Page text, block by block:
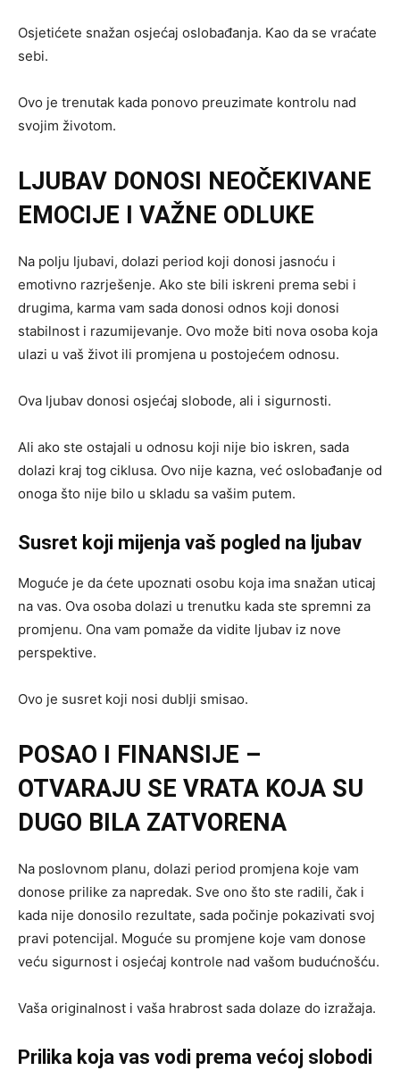
Osjetićete snažan osjećaj oslobađanja. Kao da se vraćate
sebi.
Ovo je trenutak kada ponovo preuzimate kontrolu nad
svojim životom.
LJUBAV DONOSI NEOČEKIVANE
EMOCIJE I VAŽNE ODLUKE
Na polju ljubavi, dolazi period koji donosi jasnoću i
emotivno razrješenje. Ako ste bili iskreni prema sebi i
drugima, karma vam sada donosi odnos koji donosi
stabilnost i razumijevanje. Ovo može biti nova osoba koja
ulazi u vaš život ili promjena u postojećem odnosu.
Ova ljubav donosi osjećaj slobode, ali i sigurnosti.
Ali ako ste ostajali u odnosu koji nije bio iskren, sada
dolazi kraj tog ciklusa. Ovo nije kazna, već oslobađanje od
onoga što nije bilo u skladu sa vašim putem.
Susret koji mijenja vaš pogled na ljubav
Moguće je da ćete upoznati osobu koja ima snažan uticaj
na vas. Ova osoba dolazi u trenutku kada ste spremni za
promjenu. Ona vam pomaže da vidite ljubav iz nove
perspektive.
Ovo je susret koji nosi dublji smisao.
POSAO I FINANSIJE –
OTVARAJU SE VRATA KOJA SU
DUGO BILA ZATVORENA
Na poslovnom planu, dolazi period promjena koje vam
donose prilike za napredak. Sve ono što ste radili, čak i
kada nije donosilo rezultate, sada počinje pokazivati svoj
pravi potencijal. Moguće su promjene koje vam donose
veću sigurnost i osjećaj kontrole nad vašom budućnošću.
Vaša originalnost i vaša hrabrost sada dolaze do izražaja.
Prilika koja vas vodi prema većoj slobodi